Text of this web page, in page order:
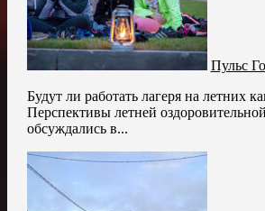
Пульс
Будут ли работать лагеря на летних
Перспективы летней
обсуждались в...